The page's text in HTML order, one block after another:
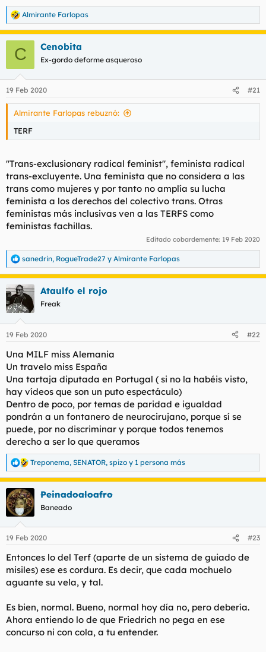
R
e
a
e
s
Almirante Farlopas
C Cenobita
Ex-gordo deforme asqueroso
19 Feb 2020 #21
Almirante Farlopas rebuznó:
TERF
"Trans-exclusionary radical feminist", feminista radical
trans-excluyente. Una feminista que no considera a las
trans como mujeres y por tanto no amplía su lucha
feminista a los derechos del colectivo trans. Otras
feministas más inclusivas ven a las TERFS como
feministas fachillas.
Editado cobardemente: 19 Feb 2020
R
e
c
c
i
e
:
sanedrin, RogueTrade27 y Almirante Farlopas
Ataulfo el rojo
Freak
19 Feb 2020 #22
Una MILF miss Alemania
Un travelo miss España
Una tartaja diputada en Portugal ( si no la habéis visto,
hay vídeos que son un puto espectáculo)
Dentro de poco, por temas de paridad e igualdad
pondrán a un fontanero de neurocirujano, porque sí se
puede, por no discriminar y porque todos tenemos
derecho a ser lo que queramos
R
e
a
c
c
i
e
:
Treponema, SENATOR, spizo y 1 persona más
Peinadoaloafro
Baneado
19 Feb 2020 #23
Entonces lo del Terf (aparte de un sistema de guiado de
misiles) ese es cordura. Es decir, que cada mochuelo
aguante su vela, y tal.
Es bien, normal. Bueno, normal hoy día no, pero debería.
Ahora entiendo lo de que Friedrich no pega en ese
concurso ni con cola, a tu entender.